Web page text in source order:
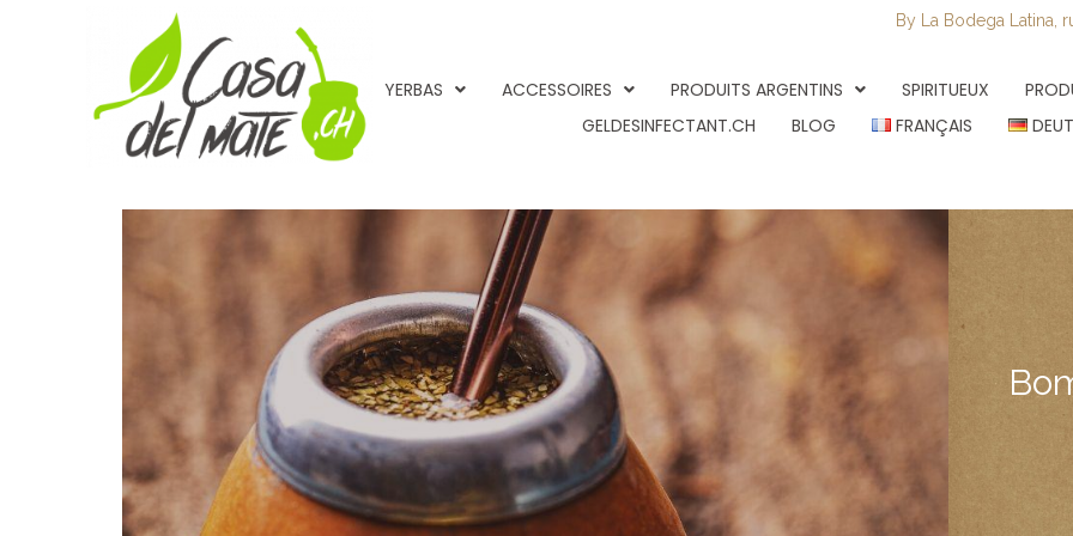
By La Bodega Latina,
YERBAS ACCESSOIRES PRODUITS ARGENTINS SPIRITUEUX
GELDESINFECTANT.CH
BLOG FRANÇAIS